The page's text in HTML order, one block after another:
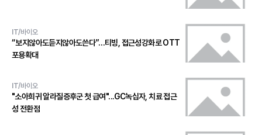
IT/바이오
“보지않아도듣지않아도쓴다”…티빙, 접근성강화로 OTT
포용확대
IT/바이오
"소아희귀 알라질증후군 첫 급여"...GC녹십자, 치료 접근
성 전환점